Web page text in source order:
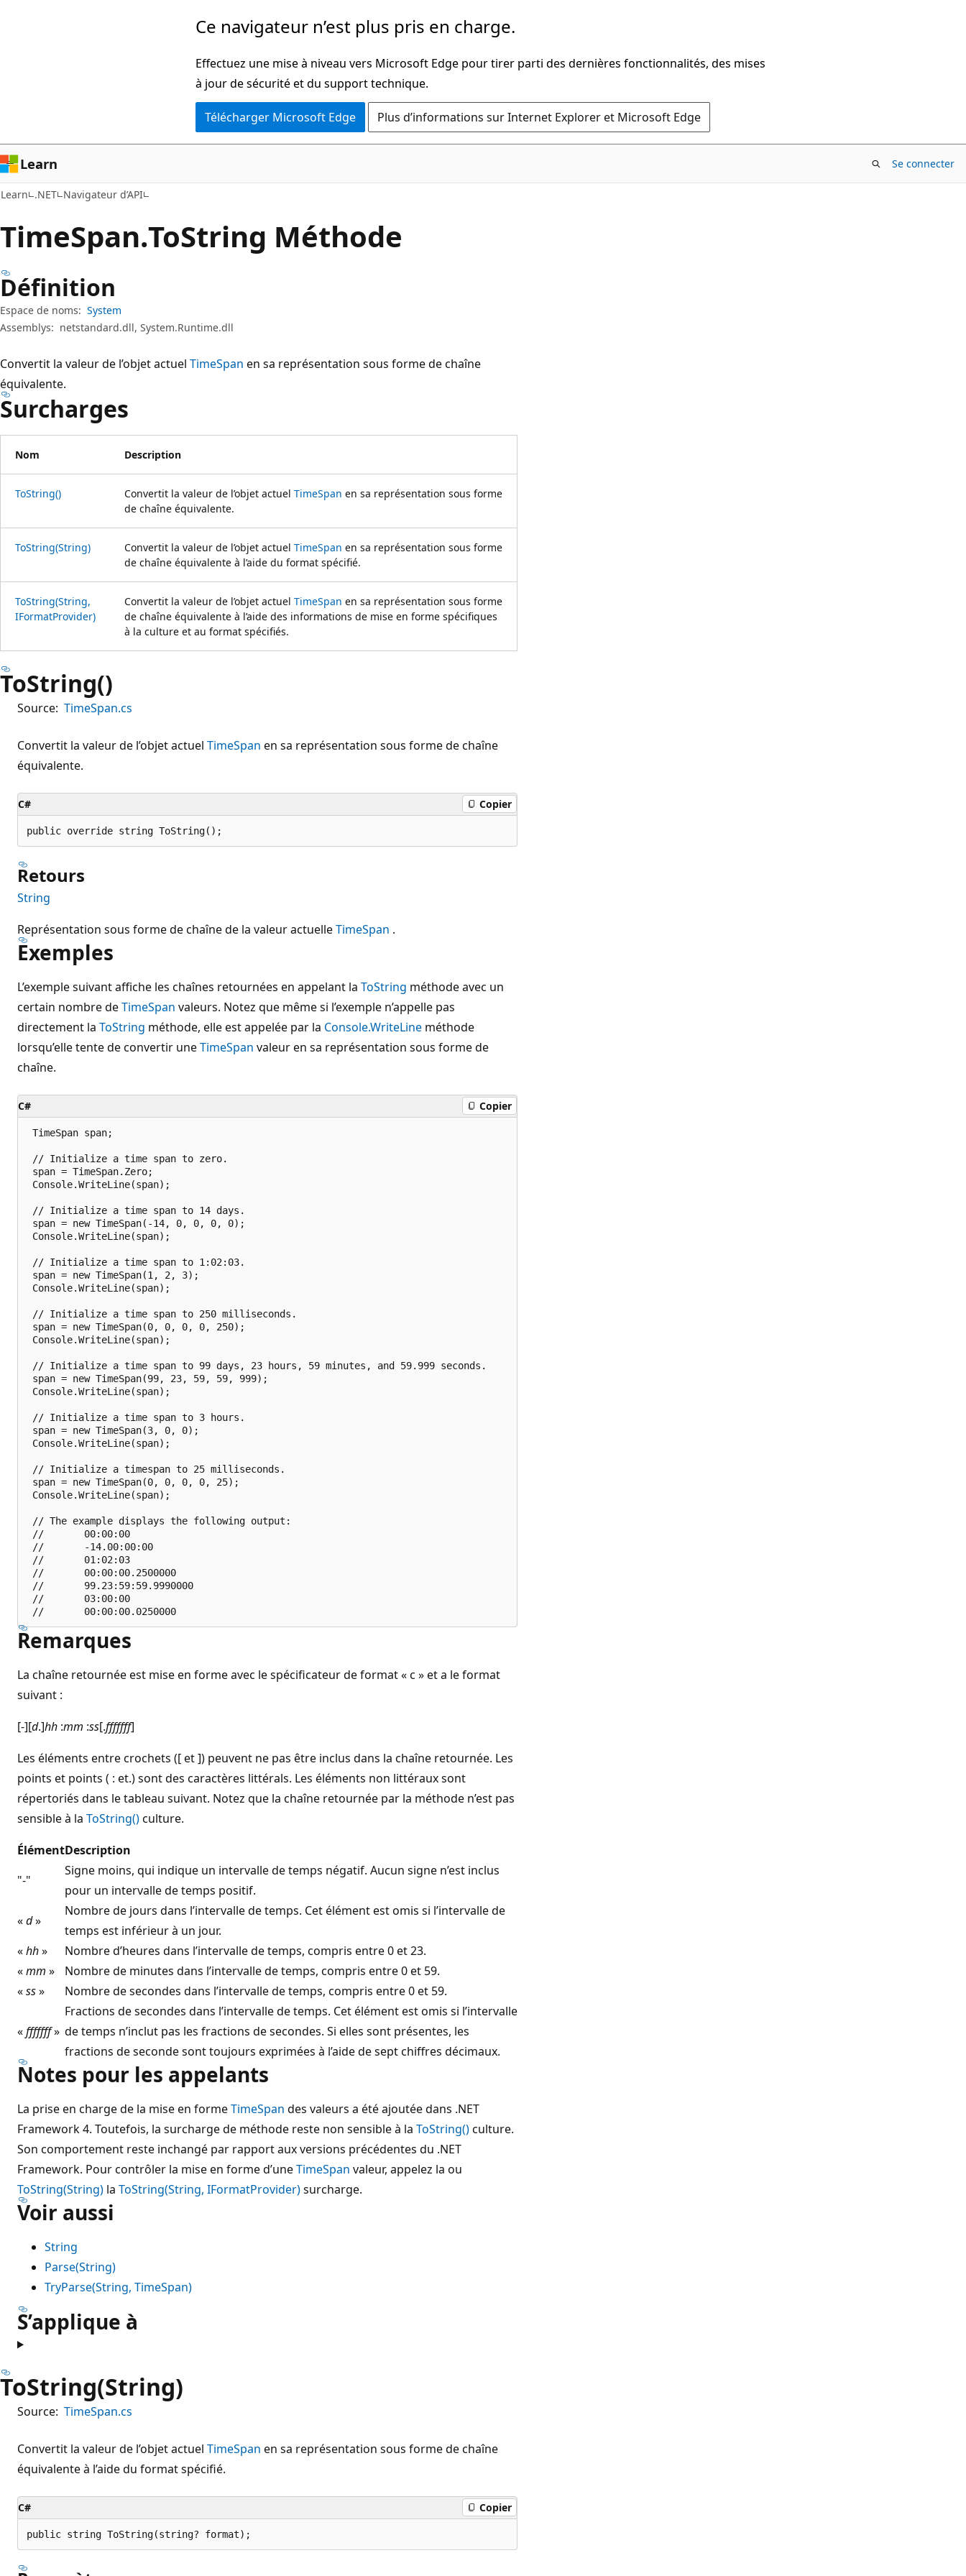
page
Ce navigateur n’est plus pris en charge.
Effectuez une mise à niveau vers Microsoft Edge pour tirer parti des dernières fonctionnalités, des mises
à jour de sécurité et du support technique.
Télécharger Microsoft Edge Plus d’informations sur Internet Explorer et Microsoft Edge
Learn Se connecter
Learn .NET Navigateur d’API
TimeSpan.ToString Méthode
Définition
Espace de noms: System
Assemblys: netstandard.dll, System.Runtime.dll
Convertit la valeur de l’objet actuel TimeSpan en sa représentation sous forme de chaîne
équivalente.
Surcharges
Nom Description
ToString() Convertit la valeur de l’objet actuel TimeSpan en sa représentation sous forme
de chaîne équivalente.
ToString(String) Convertit la valeur de l’objet actuel TimeSpan en sa représentation sous forme
de chaîne équivalente à l’aide du format spécifié.
ToString(String,
IFormatProvider)
Convertit la valeur de l’objet actuel TimeSpan en sa représentation sous forme
de chaîne équivalente à l’aide des informations de mise en forme spécifiques
à la culture et au format spécifiés.
ToString()
Source: TimeSpan.cs
Convertit la valeur de l’objet actuel TimeSpan en sa représentation sous forme de chaîne
équivalente.
C# Copier
public override string ToString();
Retours
String
Représentation sous forme de chaîne de la valeur actuelleTimeSpan .
Exemples
L’exemple suivant affiche les chaînes retournées en appelant la ToString méthode avec un
certain nombre deTimeSpan valeurs. Notez que même si l’exemple n’appelle pas
directement la ToString méthode, elle est appelée par la Console.WriteLine méthode
lorsqu’elle tente de convertir uneTimeSpan valeur en sa représentation sous forme de
chaîne.
C# Copier
TimeSpan span;
// Initialize a time span to zero.
span = TimeSpan.Zero;
Console.WriteLine(span);
// Initialize a time span to 14 days.
span = new TimeSpan(-14, 0, 0, 0, 0);
Console.WriteLine(span);
// Initialize a time span to 1:02:03.
span = new TimeSpan(1, 2, 3);
Console.WriteLine(span);
// Initialize a time span to 250 milliseconds.
span = new TimeSpan(0, 0, 0, 0, 250);
Console.WriteLine(span);
// Initialize a time span to 99 days, 23 hours, 59 minutes, and 59.999 seconds.
span = new TimeSpan(99, 23, 59, 59, 999);
Console.WriteLine(span);
// Initialize a time span to 3 hours.
span = new TimeSpan(3, 0, 0);
Console.WriteLine(span);
// Initialize a timespan to 25 milliseconds.
span = new TimeSpan(0, 0, 0, 0, 25);
Console.WriteLine(span);
// The example displays the following output:
//       00:00:00
//       -14.00:00:00
//       01:02:03
//       00:00:00.2500000
//       99.23:59:59.9990000
//       03:00:00
Remarques
La chaîne retournée est mise en forme avec le spécificateur de format « c » et a le format
suivant :
[-][d.]hh :mm :ss[.fffffff]
Les éléments entre crochets ([ et ]) peuvent ne pas être inclus dans la chaîne retournée. Les
points et points ( : et.) sont des caractères littérals. Les éléments non littéraux sont
répertoriés dans le tableau suivant. Notez que la chaîne retournée par la méthode n’est pas
sensible à la ToString()culture.
ÉlémentDescription
"-"
Signe moins, qui indique un intervalle de temps négatif. Aucun signe n’est inclus
pour un intervalle de temps positif.
«d»
Nombre de jours dans l’intervalle de temps. Cet élément est omis si l’intervalle de
temps est inférieur à un jour.
«hh»
Nombre d’heures dans l’intervalle de temps, compris entre 0 et 23.
«mm »
Nombre de minutes dans l’intervalle de temps, compris entre 0 et 59.
«ss» Nombre de secondes dans l’intervalle de temps, compris entre 0 et 59.
«fffffff»
Fractions de secondes dans l’intervalle de temps. Cet élément est omis si l’intervalle
de temps n’inclut pas les fractions de secondes. Si elles sont présentes, les
fractions de seconde sont toujours exprimées à l’aide de sept chiffres décimaux.
Notes pour les appelants
La prise en charge de la mise en formeTimeSpan des valeurs a été ajoutée dans .NET
Framework 4. Toutefois, la surcharge de méthode reste non sensible à la ToString()culture.
Son comportement reste inchangé par rapport aux versions précédentes du .NET
Framework. Pour contrôler la mise en forme d’uneTimeSpan valeur, appelez la ou
ToString(String) la ToString(String, IFormatProvider)surcharge.
Voir aussi
String
Parse(String)
TryParse(String, TimeSpan)
S’applique à
ToString(String)
Source: TimeSpan.cs
Convertit la valeur de l’objet actuel TimeSpan en sa représentation sous forme de chaîne
équivalente à l’aide du format spécifié.
C# Copier
public string ToString(string? format);